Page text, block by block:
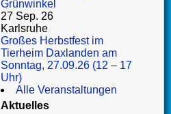
Grünwinkel
27 Sep. 26
Karlsruhe
Großes Herbstfest im
Tierheim Daxlanden am
Sonntag, 27.09.26 (12 – 17
Uhr)
Alle Veranstaltungen
Aktuelles